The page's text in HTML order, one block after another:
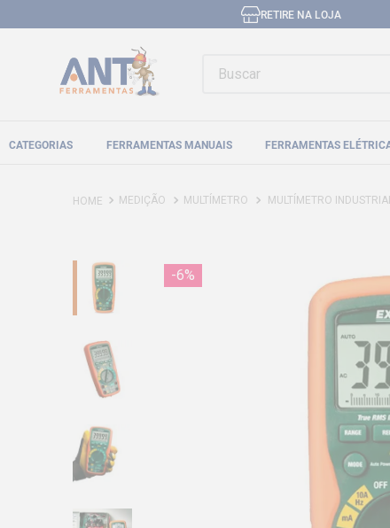
RETIRE NA LOJA
CATEGORIAS FERRAMENTAS MANUAIS FERRAMENTAS
MEDIÇÃO MULTÍMETRO MULTÍMETRO INDUSTRIAL
-6%